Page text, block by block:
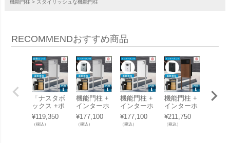
機能門柱 スタイリッシュな機能門柱
RECOMMENDおすすめ商品
「ナスタボ
ックス +ポ
スト Lサイ
ズ 門柱 ユ
ニット [ ラ
¥119,350
（税込）
機能門柱 +
インターホ
ンセット
「ナスタボ
ックス +ポ
¥177,100
（税込）
機能門柱 +
インターホ
ンセット
「ナスタボ
ックス +ポ
¥177,100
（税込）
機能門柱 +
インターホ
ンセット
「ナスタボ
ックス +ポ
¥211,750
（税込）
機能